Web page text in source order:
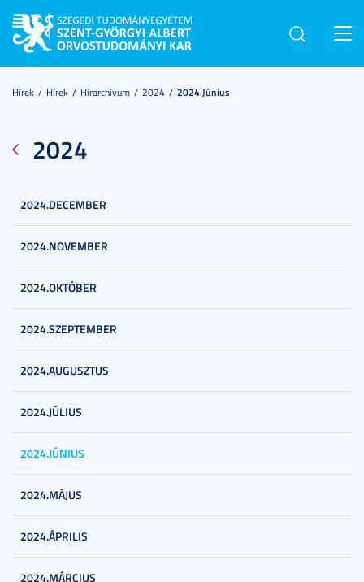
Hírek Hírek Hírarchívum 2024 2024.június
2024
2024.DECEMBER
2024.NOVEMBER
2024.OKTÓBER
2024.SZEPTEMBER
2024.AUGUSZTUS
2024.JÚLIUS
2024.JÚNIUS
2024.MÁJUS
2024.ÁPRILIS
2024.MÁRCIUS